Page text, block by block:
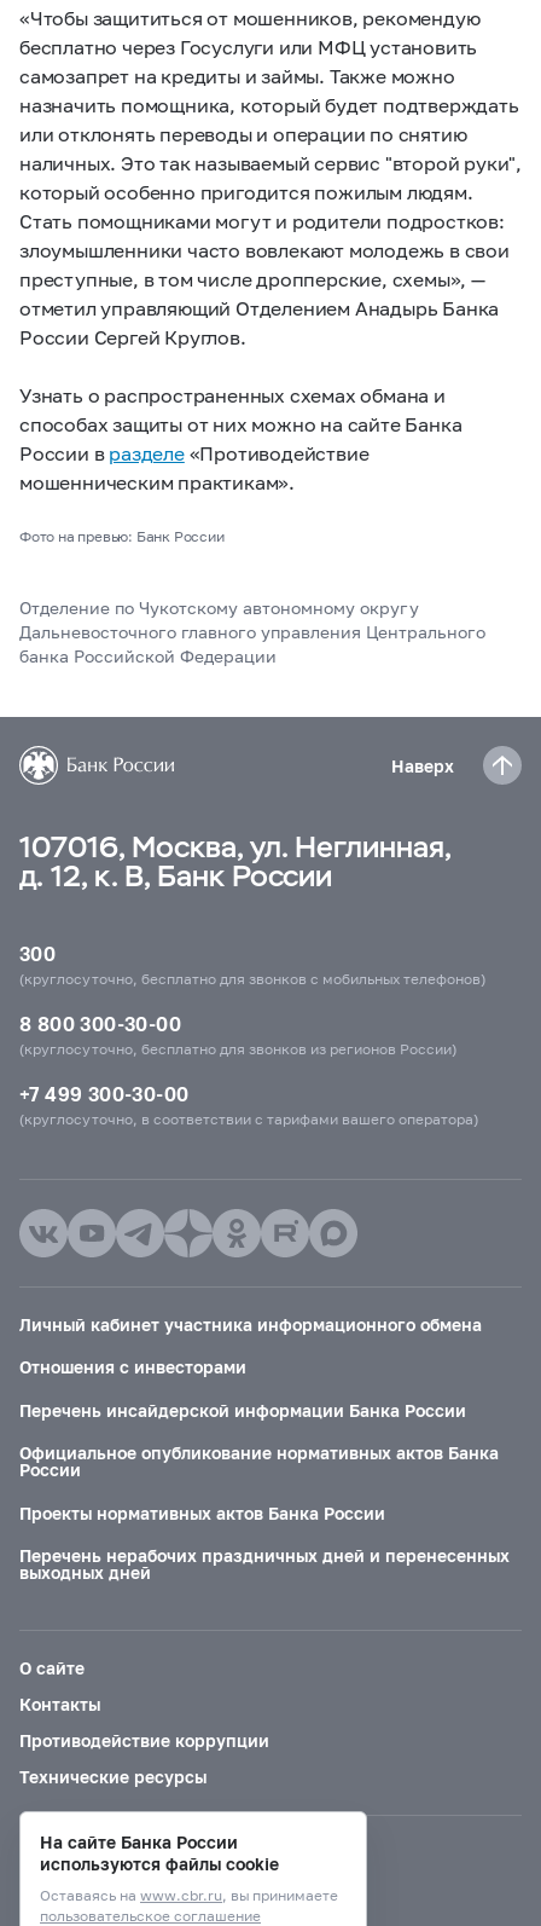
«Чтобы защититься от мошенников, рекомендую
бесплатно через Госуслуги или МФЦ установить
самозапрет на кредиты и займы. Также можно
назначить помощника, который будет подтверждать
или отклонять переводы и операции по снятию
наличных. Это так называемый сервис "второй руки",
который особенно пригодится пожилым людям.
Стать помощниками могут и родители подростков:
злоумышленники часто вовлекают молодежь в свои
преступные, в том числе дропперские, схемы», —
отметил управляющий Отделением Анадырь Банка
России Сергей Круглов.
Узнать о распространенных схемах обмана и
способах защиты от них можно на сайте Банка
России в разделе«Противодействие
мошенническим практикам».
Фото на превью: Банк России
Отделение по Чукотскому автономному округу
Дальневосточного главного управления Центрального
банка Российской Федерации
Наверх
107016, Москва, ул. Неглинная,
д. 12, к. В, Банк России
300
(круглосуточно, бесплатно для звонков с мобильных телефонов)
8 800 300-30-00
(круглосуточно, бесплатно для звонков из регионов России)
+7 499 300-30-00
(круглосуточно, в соответствии с тарифами вашего оператора)
Личный кабинет участника информационного обмена
Отношения с инвесторами
Перечень инсайдерской информации Банка России
Официальное опубликование нормативных актов Банка
России
Проекты нормативных актов Банка России
Перечень нерабочих праздничных дней и перенесенных
выходных дней
О сайте
Контакты
Противодействие коррупции
Технические ресурсы
Версия для слабовидящих
На сайте Банка России
используются файлы cookie
Оставаясь на www.cbr.ru, вы принимаете
пользовательское соглашение